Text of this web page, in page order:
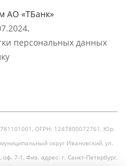
АО «ТБанк»
.
персональных данных
ОГРН: 1247800072761, Юр.
округ Ивановский, ул.
7-1, Физ. адрес: г. Санкт-Петербург,